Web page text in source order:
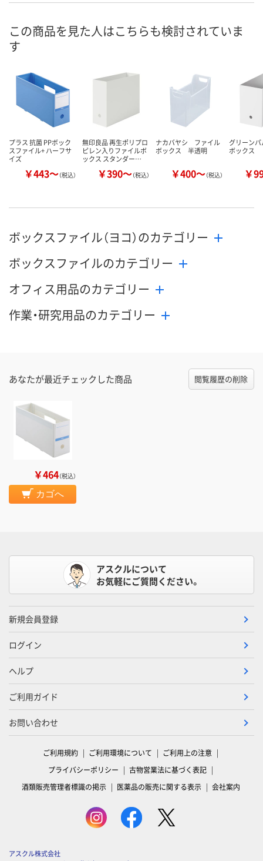
この商品を見た人はこちらも検討されていま
す
プラス 抗菌 PPボック
スファイル+ ハーフサ
イズ
￥443～（税込）
無印良品 再生ポリプロ
ピレン入りファイルボ
ックス スタンダー…
￥390～（税込）
ナカバヤシ ファイル
ボックス 半透明
￥400～（税込）
グリーン
ボックス
￥
ボックスファイル（ヨコ）のカテゴリー
ボックスファイルのカテゴリー
オフィス用品のカテゴリー
作業・研究用品のカテゴリー
あなたが最近チェックした商品 閲覧履歴の削除
￥464（税込）
カゴへ
アスクルについて
お気軽にご質問ください。
新規会員登録
ログイン
ヘルプ
ご利用ガイド
お問い合わせ
ご利用規約 ご利用環境について
ご利用上の注意
プライバシーポリシー
古物営業法に基づく表記
酒類販売管理者標識の掲示
医薬品の販売に関する表示 会社案内
アスクル株式会社